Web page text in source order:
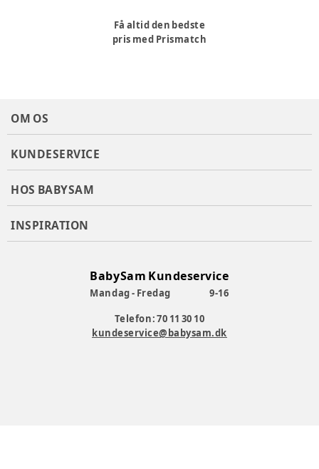
Få altid den bedste
pris med Prismatch
OM OS
KUNDESERVICE
HOS BABYSAM
INSPIRATION
BabySam Kundeservice
Mandag - Fredag
9-16
Telefon: 70 11 30 10
kundeservice@babysam.dk